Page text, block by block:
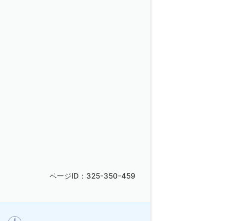
ページID：325-350-459